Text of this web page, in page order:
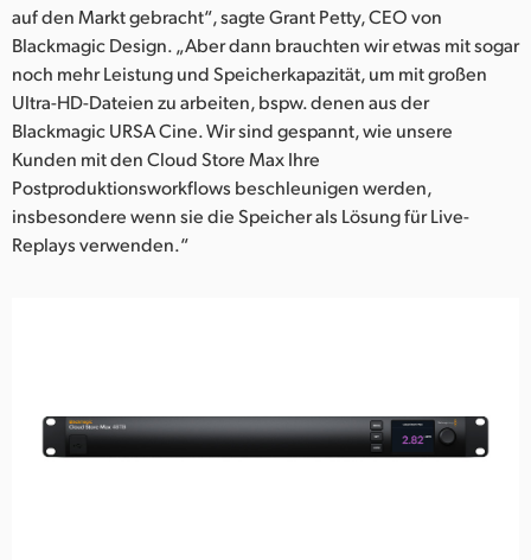
auf den Markt gebracht“, sagte Grant Petty, CEO von
Blackmagic Design. „Aber dann brauchten wir etwas mit sogar
noch mehr Leistung und Speicherkapazität, um mit großen
Ultra-HD-Dateien zu arbeiten, bspw. denen aus der
Blackmagic URSA Cine. Wir sind gespannt, wie unsere
Kunden mit den Cloud Store Max Ihre
Postproduktionsworkflows beschleunigen werden,
insbesondere wenn sie die Speicher als Lösung für Live-
Replays verwenden.“